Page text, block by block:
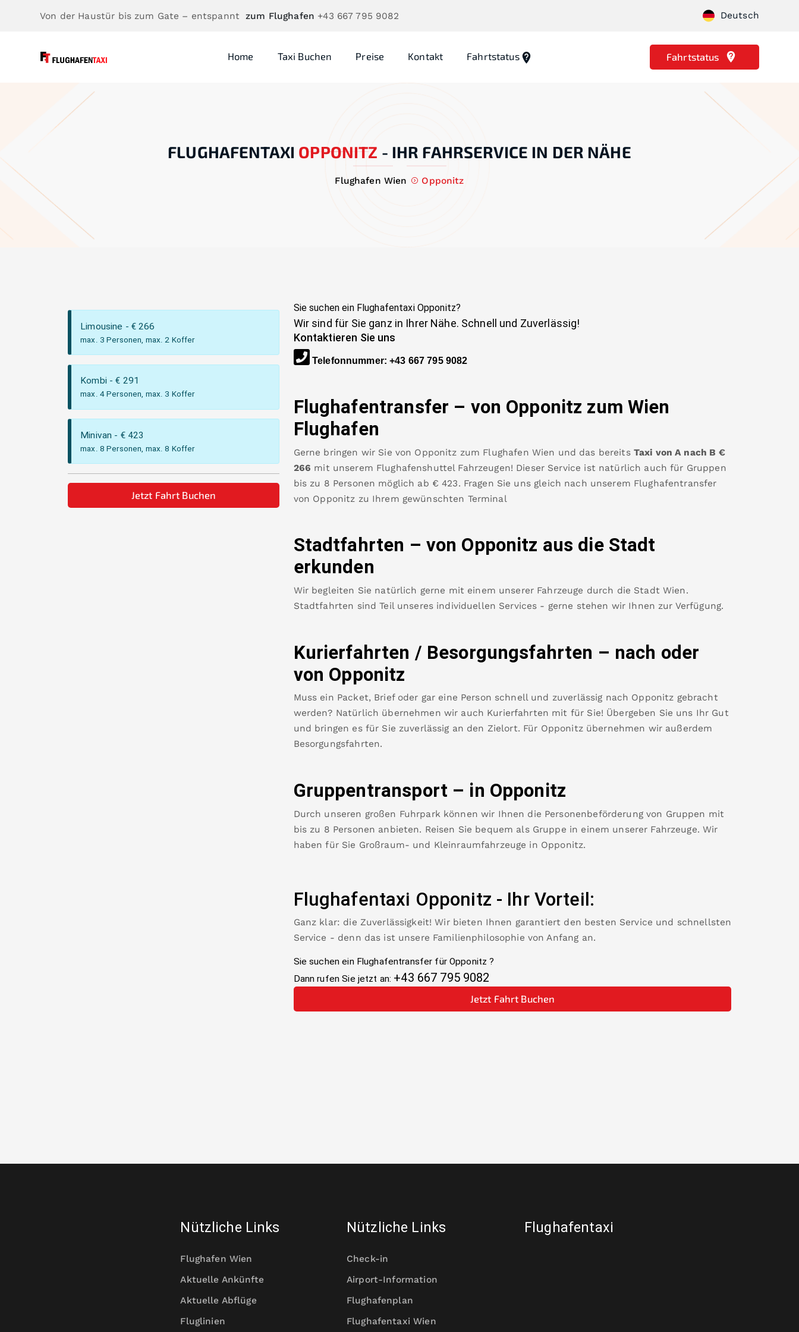
Von der Haustür bis zum Gate – entspannt zum Flughafen +43 667 795 9082 Deutsch
Home Taxi Buchen Preise Kontakt Fahrtstatus Fahrtstatus
FLUGHAFENTAXI OPPONITZ - IHR FAHRSERVICE IN DER NÄHE
Flughafen Wien Opponitz
Limousine - €266
max. 3 Personen, max. 2 Koffer
Kombi - € 291
max. 4 Personen, max. 3 Koffer
Minivan - € 423
max. 8 Personen, max. 8 Koffer
Jetzt Fahrt Buchen
Sie suchen ein Flughafentaxi Opponitz?
Wir sind für Sie ganz in Ihrer Nähe. Schnell und Zuverlässig!
Kontaktieren Sie uns
Telefonnummer:+43 667 795 9082
Flughafentransfer – von Opponitz zum Wien
Flughafen
Gerne bringen wir Sie von Opponitz zum Flughafen Wien und das bereits Taxi von A nach B €
266 mit unserem Flughafenshuttel Fahrzeugen! Dieser Service ist natürlich auch für Gruppen
bis zu 8 Personen möglich ab € 423. Fragen Sie uns gleich nach unserem Flughafentransfer
von Opponitz zu Ihrem gewünschten Terminal
Stadtfahrten – von Opponitz aus die Stadt
erkunden
Wir begleiten Sie natürlich gerne mit einem unserer Fahrzeuge durch die Stadt Wien.
Stadtfahrten sind Teil unseres individuellen Services - gerne stehen wir Ihnen zur Verfügung.
Kurierfahrten / Besorgungsfahrten – nach oder
von Opponitz
Muss ein Packet, Brief oder gar eine Person schnell und zuverlässig nach Opponitz gebracht
werden? Natürlich übernehmen wir auch Kurierfahrten mit für Sie! Übergeben Sie uns Ihr Gut
und bringen es für Sie zuverlässig an den Zielort. Für Opponitz übernehmen wir außerdem
Besorgungsfahrten.
Gruppentransport – in Opponitz
Durch unseren großen Fuhrpark können wir Ihnen die Personenbeförderung von Gruppen mit
bis zu 8 Personen anbieten. Reisen Sie bequem als Gruppe in einem unserer Fahrzeuge. Wir
haben für Sie Großraum- und Kleinraumfahrzeuge in Opponitz.
Flughafentaxi Opponitz - Ihr Vorteil:
Ganz klar: die Zuverlässigkeit! Wir bieten Ihnen garantiert den besten Service und schnellsten
Service - denn das ist unsere Familienphilosophie von Anfang an.
Sie suchen ein Flughafentransfer für Opponitz ?
Dann rufen Sie jetzt an: +43 667 795 9082
Jetzt Fahrt Buchen
Nützliche Links
Flughafen Wien
Aktuelle Ankünfte
Aktuelle Abflüge
Fluglinien
Nützliche Links
Check-in
Airport-Information
Flughafenplan
Flughafentaxi Wien
Flughafentaxi